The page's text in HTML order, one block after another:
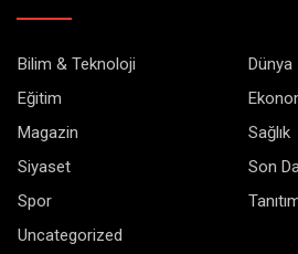
Bilim & Teknoloji
Dünya
Eğitim
Magazin
Sağlık
Siyaset
Son
Spor
Uncategorized